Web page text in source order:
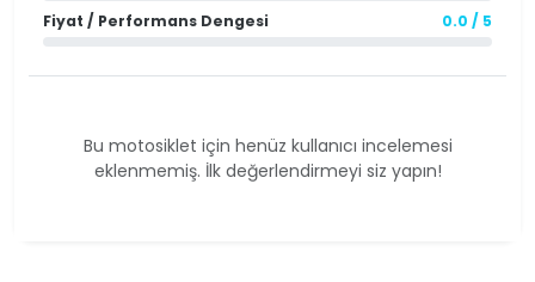
Fiyat / Performans Dengesi 0.0 / 5
Bu motosiklet için henüz kullanıcı incelemesi
eklenmemiş. İlk değerlendirmeyi siz yapın!